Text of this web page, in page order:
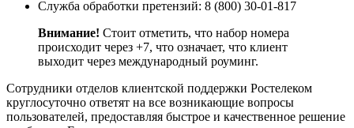
Служба обработки претензий: 8 (800) 30-01-817
Внимание! Стоит отметить, что набор номера
происходит через +7, что означает, что клиент
выходит через международный роуминг.
Сотрудники отделов клиентской поддержки Ростелеком
круглосуточно ответят на все возникающие вопросы
пользователей, предоставляя быстрое и качественное решение